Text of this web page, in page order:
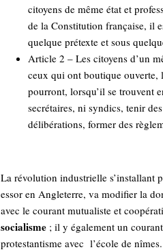
citoyens de même état et
de la Constitution française, il
quelque prétexte et sous
Article 2 – Les citoyens d’un
ceux qui ont boutique ouverte,
pourront, lorsqu’il se trouvent
secrétaires, ni syndics, tenir
délibérations, former des
La révolution industrielle s’installant
essor en Angleterre, va modifier la
avec le courant mutualiste et
socialisme ; il y également un
protestantisme avec l’école de